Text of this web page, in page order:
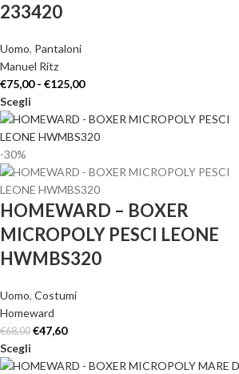
233420
Uomo, Pantaloni
Manuel Ritz
€75,00 - €125,00
Scegli
-30%
HOMEWARD – BOXER
MICROPOLY PESCI LEONE
HWMBS320
Uomo, Costumi
Homeward
€68,00 €47,60
Scegli